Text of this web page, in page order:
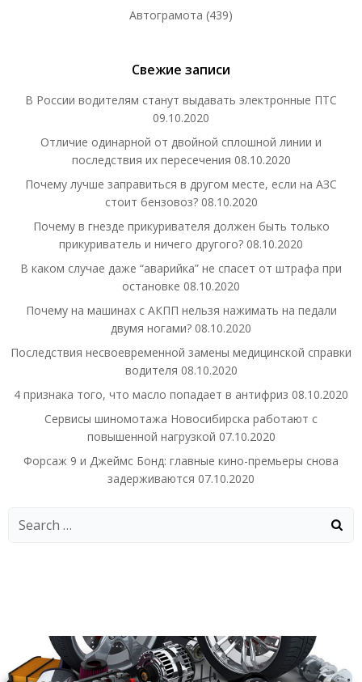
Автограмота (439)
Свежие записи
В России водителям станут выдавать электронные ПТС
09.10.2020
Отличие одинарной от двойной сплошной линии и
последствия их пересечения 08.10.2020
Почему лучше заправиться в другом месте, если на АЗС
стоит бензовоз? 08.10.2020
Почему в гнезде прикуривателя должен быть только
прикуриватель и ничего другого? 08.10.2020
В каком случае даже “аварийка” не спасет от штрафа при
остановке 08.10.2020
Почему на машинах с АКПП нельзя нажимать на педали
двумя ногами? 08.10.2020
Последствия несвоевременной замены медицинской справки
водителя 08.10.2020
4 признака того, что масло попадает в антифриз 08.10.2020
Сервисы шиномотажа Новосибирска работают с
повышенной нагрузкой 07.10.2020
Форсаж 9 и Джеймс Бонд: главные кино-премьеры снова
задерживаются 07.10.2020
Search